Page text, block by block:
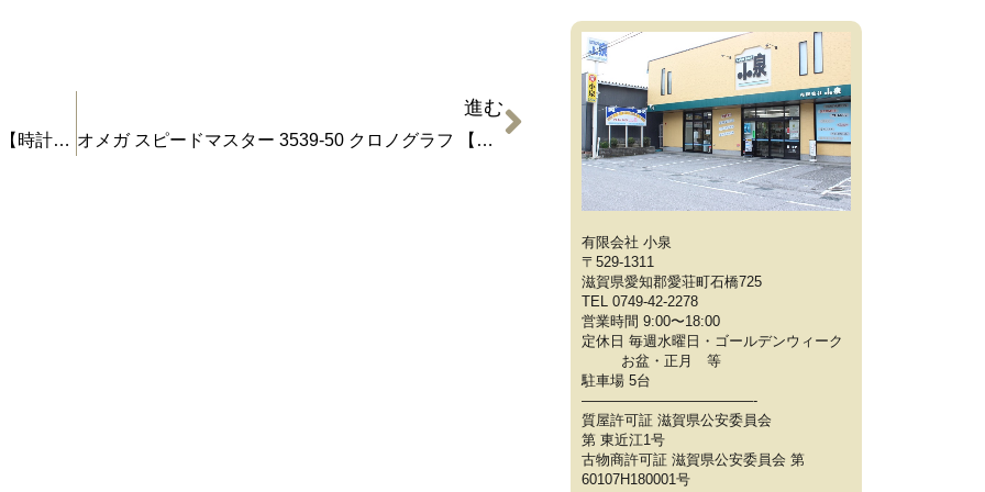
ロレックス 青サブ Ref.16613 コンビ デイト 【時計の買取】
進む
オメガ スピードマスター 3539-50 クロノグラフ 【時計の買取】
有限会社 小泉
〒529-1311
滋賀県愛知郡愛荘町石橋725
TEL 0749-42-2278
営業時間 9:00〜18:00
定休日 毎週水曜日・ゴールデンウィーク
お盆・正月 等
駐車場 5台
————————————-
質屋許可証 滋賀県公安委員会
第 東近江1号
古物商許可証 滋賀県公安委員会 第
60107H180001号